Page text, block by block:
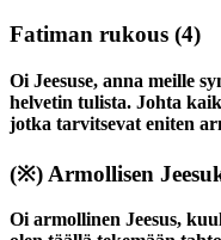
Fatiman rukous (4)
Oi Jeesuse, anna meille
helvetin tulista. Johta
jotka tarvitsevat eniten
(※) Armollisen
Oi armollinen Jeesus,